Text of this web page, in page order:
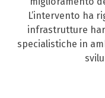
L’intervento ha
infrastrutture
specialistiche in